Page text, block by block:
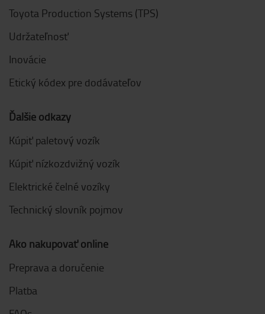
Toyota Production Systems (TPS)
Udržateľnosť
Inovácie
Etický kódex pre dodávateľov
Ďalšie odkazy
Kúpiť paletový vozík
Kúpiť nízkozdvižný vozík
Elektrické čelné vozíky
Technický slovník pojmov
Ako nakupovať online
Preprava a doručenie
Platba